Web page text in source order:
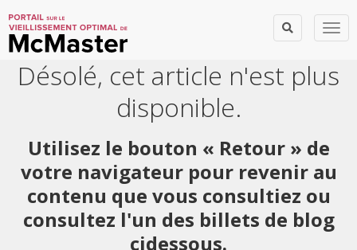
Désolé, cet article n'est plus
disponible.
Utilisez le bouton « Retour » de
votre navigateur pour revenir au
contenu que vous consultiez ou
consultez l'un des billets de blog
cidessous.